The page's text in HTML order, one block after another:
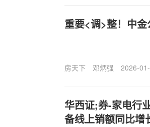
重要<调>整！中
房天下 邓炳强 2026-
华西证;券-家电行
备线上销额同比增